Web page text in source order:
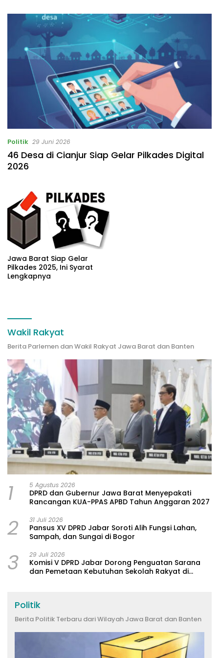
Politik 29 Juni 2026
46 Desa di Cianjur Siap Gelar Pilkades Digital
2026
Jawa Barat Siap Gelar
Pilkades 2025, Ini Syarat
Lengkapnya
Wakil Rakyat
Berita Parlemen dan Wakil Rakyat Jawa Barat dan Banten
1 5 Agustus 2026
DPRD dan Gubernur Jawa Barat Menyepakati
Rancangan KUA-PPAS APBD Tahun Anggaran 2027
2 31 Juli 2026
Pansus XV DPRD Jabar Soroti Alih Fungsi Lahan,
Sampah, dan Sungai di Bogor
3 29 Juli 2026
Komisi V DPRD Jabar Dorong Penguatan Sarana
dan Pemetaan Kebutuhan Sekolah Rakyat di
Politik
Berita Politik Terbaru dari Wilayah Jawa Barat dan Banten